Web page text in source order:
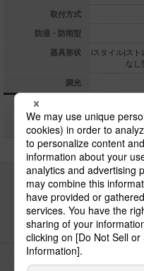
取付方式
防湿・防雨型
器具形状
調光
天井直付型
対応なし
ートタイプ|笠
iスタイル|スト
なし
関連商品
パナソニックの
サイトのご利用にあたって